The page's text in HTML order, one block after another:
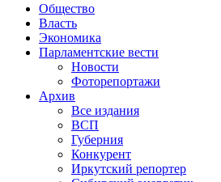
Общество
Власть
Экономика
Парламентские вести
Новости
Фоторепортажи
Архив
Все издания
ВСП
Губерния
Конкурент
Иркутский репортер